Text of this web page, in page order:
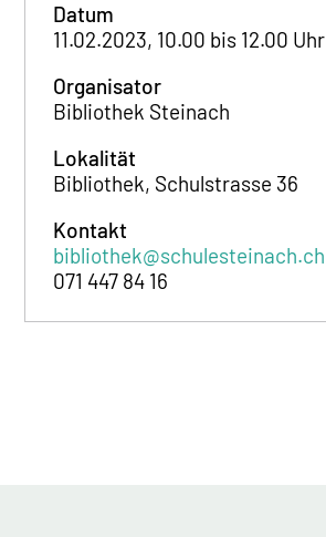
Datum
11.02.2023, 10.00 bis 12.00 Uhr
Organisator
Bibliothek Steinach
Lokalität
Bibliothek, Schulstrasse 36
Kontakt
bibliothek@schulesteinach.ch
071 447 84 16